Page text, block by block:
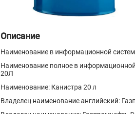
Описание
Наименование в информационной
Наименование полное в
20Л
Наименование: Канистра 20 л
Владелец наименование английский: